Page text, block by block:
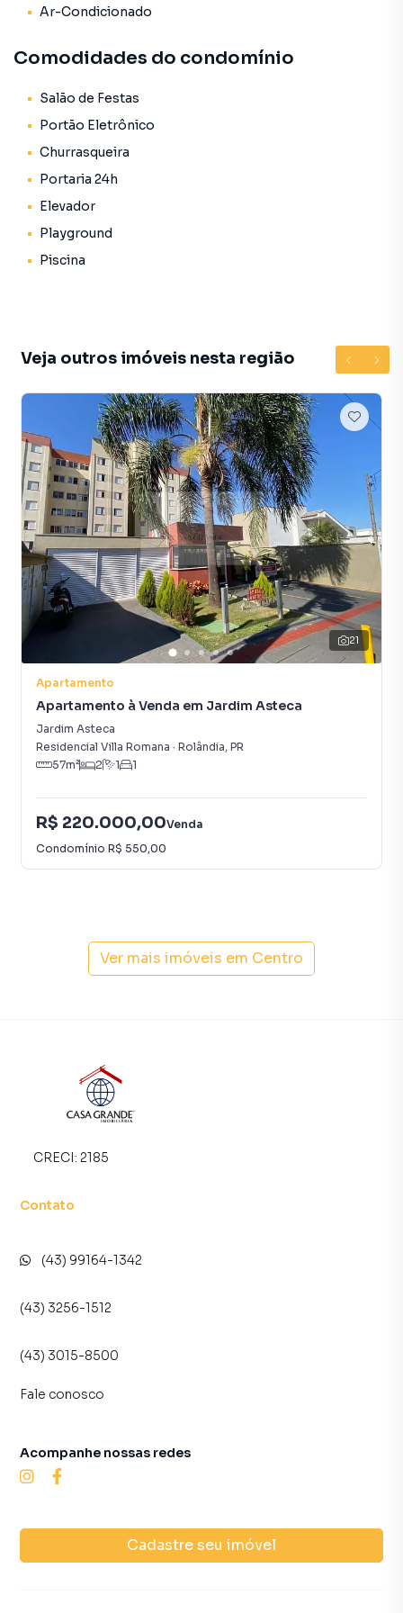
Área útil: 113m²
Imobiliária Casa Grande - CRECI: 2185
Ar-Condicionado
Comodidades do condomínio
Salão de Festas
Portão Eletrônico
Churrasqueira
Portaria 24h
Elevador
Playground
Piscina
Veja outros imóveis nesta região
21
Apartamento
Apartamento à Venda em Jardim Asteca
Jardim Asteca
Residencial Villa Romana · Rolândia, PR
57m² 2 1 1
R$ 220.000,00Venda
Condomínio R$ 550,00
Ver mais imóveis em Centro
CRECI: 2185
Contato
(43) 99164-1342
(43) 3256-1512
(43) 3015-8500
Fale conosco
Cadastre seu imóvel
Acompanhe nossas redes